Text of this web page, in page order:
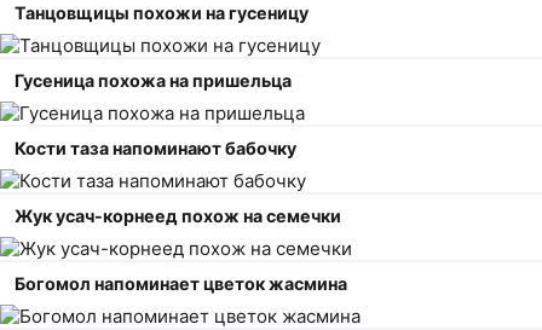
Танцовщицы похожи на гусеницу
Гусеница похожа на пришельца
Кости таза напоминают бабочку
Жук усач-корнеед похож на семечки
Богомол напоминает цветок жасмина